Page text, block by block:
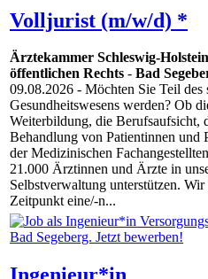
Volljurist (m/w/d) *
Ärztekammer Schleswig-
öffentlichen Rechts - Bad
09.08.2026 - Möchten Sie Teil des
Gesundheitswesens werden? Ob
Weiterbildung, die Berufsaufsicht,
Behandlung von Patientinnen und
der Medizinischen
21.000 Ärztinnen und Ärzte in
Selbstverwaltung unterstützen.
Zeitpunkt eine/-n...
Ingenieur*in